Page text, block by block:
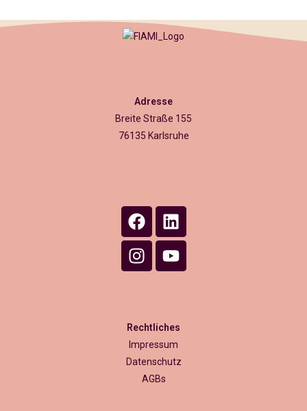
Adresse
Breite Straße 155
76135 Karlsruhe
Rechtliches
Impressum
Datenschutz
AGBs